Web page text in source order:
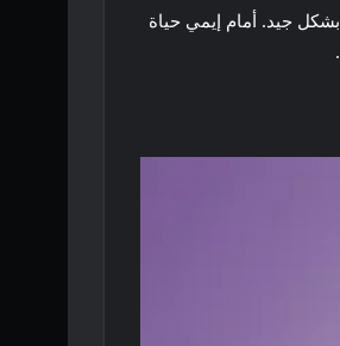
بشكل جيد. أمام إيمي حياة